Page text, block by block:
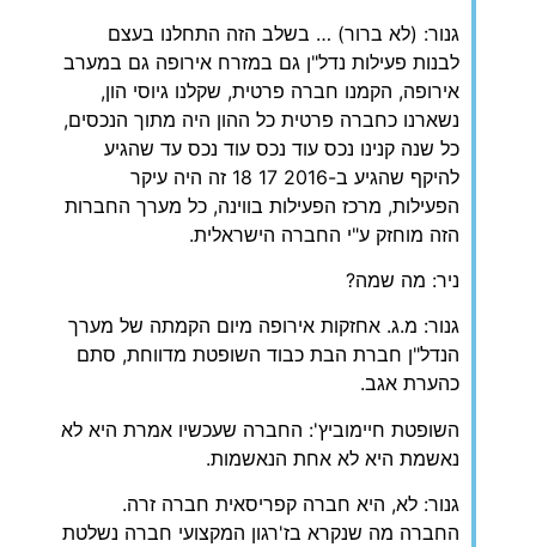
גנור: (לא ברור) … בשלב הזה התחלנו בעצם
לבנות פעילות נדל"ן גם במזרח אירופה גם במערב
אירופה, הקמנו חברה פרטית, שקלנו גיוסי הון,
נשארנו כחברה פרטית כל ההון היה מתוך הנכסים,
כל שנה קנינו נכס עוד נכס עוד נכס עד שהגיע
להיקף שהגיע ב-2016 17 18 זה היה עיקר
הפעילות, מרכז הפעילות בווינה, כל מערך החברות
הזה מוחזק ע"י החברה הישראלית.
ניר: מה שמה?
גנור: מ.ג. אחזקות אירופה מיום הקמתה של מערך
הנדל"ן חברת הבת כבוד השופטת מדווחת, סתם
כהערת אגב.
השופטת חיימוביץ': החברה שעכשיו אמרת היא לא
נאשמת היא לא אחת הנאשמות.
גנור: לא, היא חברה קפריסאית חברה זרה.
החברה מה שנקרא בז'רגון המקצועי חברה נשלטת